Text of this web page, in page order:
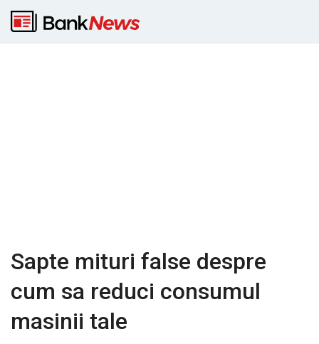
Sapte mituri false despre
cum sa reduci consumul
masinii tale